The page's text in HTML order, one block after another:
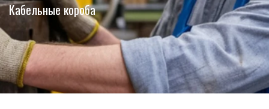
Кабельные короба